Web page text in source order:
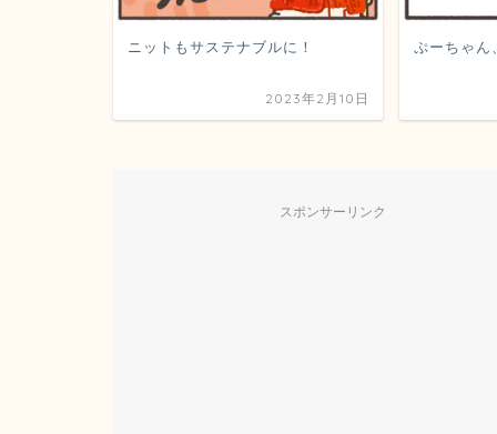
ニットもサステナブルに！
2023年2月10日
ぷーちゃん
スポンサーリンク